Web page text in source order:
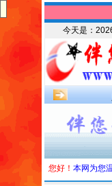
今天是：
您好！ 本网为您